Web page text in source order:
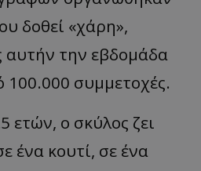
δοθεί «χάρη»,
αυτήν την εβδομάδα
100.000 συμμετοχές.
ετών, ο σκύλος ζει
ένα κουτί, σε ένα